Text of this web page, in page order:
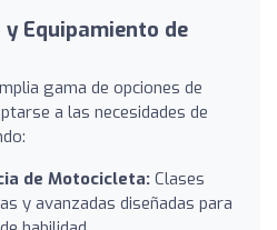
Equipamiento de
gama de opciones de
a las necesidades de
de Motocicleta: Clases
y avanzadas diseñadas para